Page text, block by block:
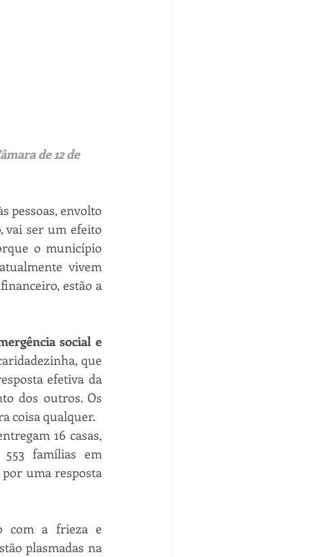
de 12 de
pessoas, envolto
vai ser um efeito
o município
vivem
estão a
social e
que
efetiva da
dos outros. Os
coisa qualquer.
16 casas,
famílias em
uma resposta
com a frieza e
plasmadas na